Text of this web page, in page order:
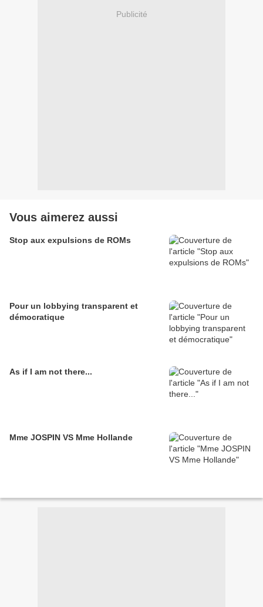
Publicité
Vous aimerez aussi
Stop aux expulsions de ROMs
Pour un lobbying transparent et
démocratique
As if I am not there...
Mme JOSPIN VS Mme Hollande